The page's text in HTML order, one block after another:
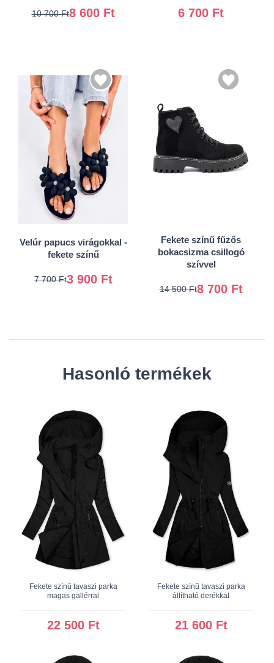
8 600 Ft
10 700 Ft 6 700 Ft
Velúr papucs virágokkal -
fekete színű
3 900 Ft
7 700 Ft
36 37
38
Fekete színű fűzős
bokacsizma csillogó
szívvel
8 700 Ft
14 500 Ft
40 41
Hasonló termékek
Fekete színű tavaszi parka
magas gallérral
22 500 Ft
Fekete színű tavaszi parka
állítható derékkal
21 600 Ft